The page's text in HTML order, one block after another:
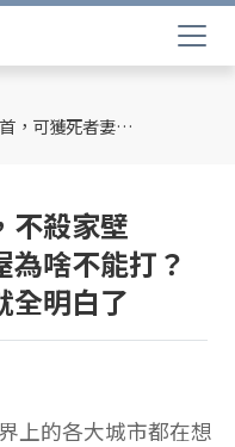
蒙古騎兵有一傳統規矩：若搶回戰友尸首，可獲死者妻妾和全部牲畜
不殺家壁
啥不能打？
全明白了
上的各大城市都在想